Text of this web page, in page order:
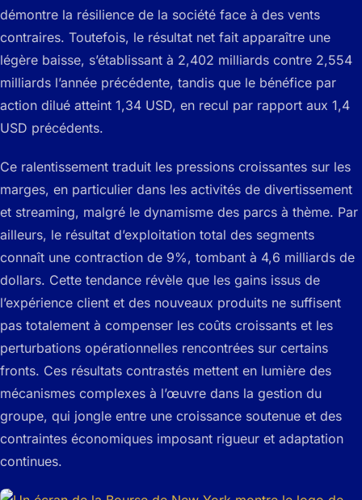
démontre la résilience de la société face à des vents
contraires. Toutefois, le résultat net fait apparaître une
légère baisse, s’établissant à 2,402 milliards contre 2,554
milliards l’année précédente, tandis que le bénéfice par
action dilué atteint 1,34 USD, en recul par rapport aux 1,4
USD précédents.
Ce ralentissement traduit les pressions croissantes sur les
marges, en particulier dans les activités de divertissement
et streaming, malgré le dynamisme des parcs à thème. Par
ailleurs, le résultat d’exploitation total des segments
connaît une contraction de 9%, tombant à 4,6 milliards de
dollars. Cette tendance révèle que les gains issus de
l’expérience client et des nouveaux produits ne suffisent
pas totalement à compenser les coûts croissants et les
perturbations opérationnelles rencontrées sur certains
fronts. Ces résultats contrastés mettent en lumière des
mécanismes complexes à l’œuvre dans la gestion du
groupe, qui jongle entre une croissance soutenue et des
contraintes économiques imposant rigueur et adaptation
continues.